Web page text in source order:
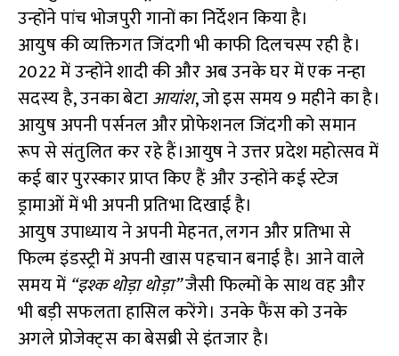
उन्होंने पांच भोजपुरी गानों का निर्देशन किया है।
आयुष की व्यक्तिगत जिंदगी भी काफी दिलचस्प रही है।
2022 में उन्होंने शादी की और अब उनके घर में एक नन्हा
सदस्य है, उनका बेटाआयांश, जो इस समय 9 महीने का है।
आयुष अपनी पर्सनल और प्रोफेशनल जिंदगी को समान
रूप से संतुलित कर रहे हैं।आयुष ने उत्तर प्रदेश महोत्सव में
कई बार पुरस्कार प्राप्त किए हैं और उन्होंने कई स्टेज
ड्रामाओं में भी अपनी प्रतिभा दिखाई है।
आयुष उपाध्याय ने अपनी मेहनत, लगन और प्रतिभा से
फिल्म इंडस्ट्री में अपनी खास पहचान बनाई है। आने वाले
समय में “इश्क थोड़ा थोड़ा”जैसी फिल्मों के साथ वह और
भी बड़ी सफलता हासिल करेंगे। उनके फैंस को उनके
अगले प्रोजेक्ट्स का बेसब्री से इंतजार है।